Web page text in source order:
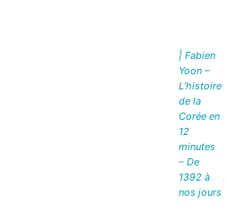
| Fabien
Yoon –
L’histoire
de la
Corée en
12
minutes
– De
1392 à
nos jours